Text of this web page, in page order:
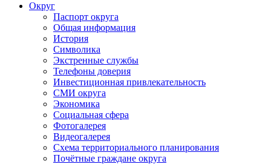
Округ
Паспорт округа
Общая информация
История
Символика
Экстренные службы
Телефоны доверия
Инвестиционная привлекательность
СМИ округа
Экономика
Социальная сфера
Фотогалерея
Видеогалерея
Схема территориального планирования
Почётные граждане округа